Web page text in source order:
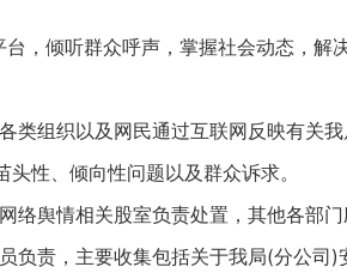
，倾听群众呼声，掌握社会动态，
类组织以及网民通过互联网反映有关
性、倾向性问题以及群众诉求。
舆情相关股室负责处置，其他各部门
负责，主要收集包括关于我局(分公